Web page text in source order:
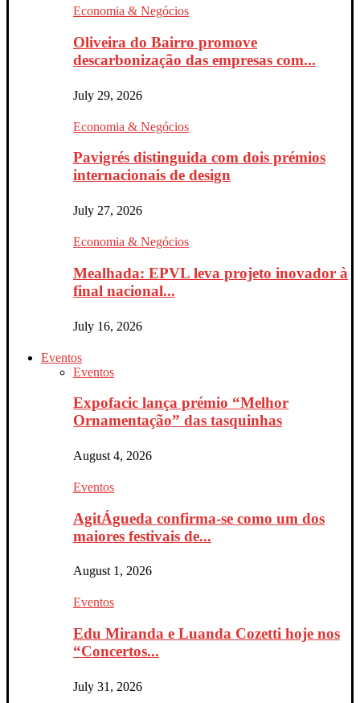
Economia & Negócios
Oliveira do Bairro promove
descarbonização das empresas com...
July 29, 2026
Economia & Negócios
Pavigrés distinguida com dois prémios
internacionais de design
July 27, 2026
Economia & Negócios
Mealhada: EPVL leva projeto inovador à
final nacional...
July 16, 2026
Eventos
Eventos
Expofacic lança prémio “Melhor
Ornamentação” das tasquinhas
August 4, 2026
Eventos
AgitÁgueda confirma-se como um dos
maiores festivais de...
August 1, 2026
Eventos
Edu Miranda e Luanda Cozetti hoje nos
“Concertos...
July 31, 2026